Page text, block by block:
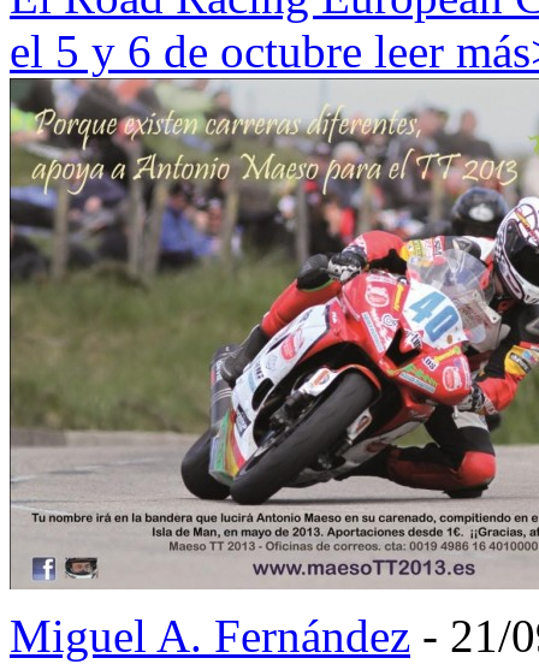
el 5 y 6 de octubre leer
Miguel A. Fernández - 21/